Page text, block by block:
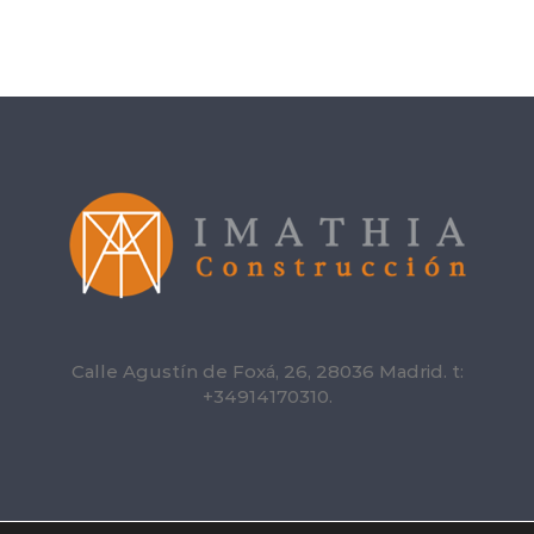
Calle Agustín de Foxá, 26, 28036 Madrid. t:
+34914170310.